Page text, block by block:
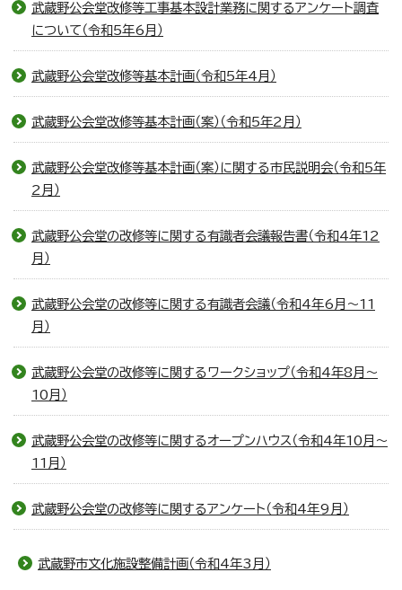
武蔵野公会堂改修等工事基本設計業務に関するアンケート調査
について（令和5年6月）
武蔵野公会堂改修等基本計画（令和5年4月）
武蔵野公会堂改修等基本計画（案）（令和5年2月）
武蔵野公会堂改修等基本計画（案）に関する市民説明会（令和5年
2月）
武蔵野公会堂の改修等に関する有識者会議報告書（令和4年12
月）
武蔵野公会堂の改修等に関する有識者会議（令和4年6月～11
月）
武蔵野公会堂の改修等に関するワークショップ（令和4年8月～
10月）
武蔵野公会堂の改修等に関するオープンハウス（令和4年10月～
11月）
武蔵野公会堂の改修等に関するアンケート（令和4年9月）
武蔵野市文化施設整備計画（令和4年3月）